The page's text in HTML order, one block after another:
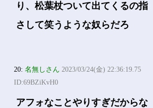
り、松葉杖ついて出てくるの指
さして笑うような奴らだろ
20:名無しさん 2023/03/24(金) 22:36:19.75
ID:69BZiKvH0
アフォなことやりすぎだからな